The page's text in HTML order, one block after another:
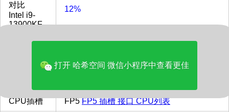
对比
Intel i9-
13900KF
12%
AMD
多核评分 7327
CPU插槽 FP5FP5 插槽 接口 CPU列表
打开 哈希空间 微信小程序中查看更佳